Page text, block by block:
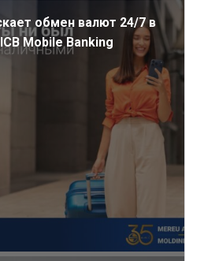
обмен валют 24/7 в
Mobile Banking